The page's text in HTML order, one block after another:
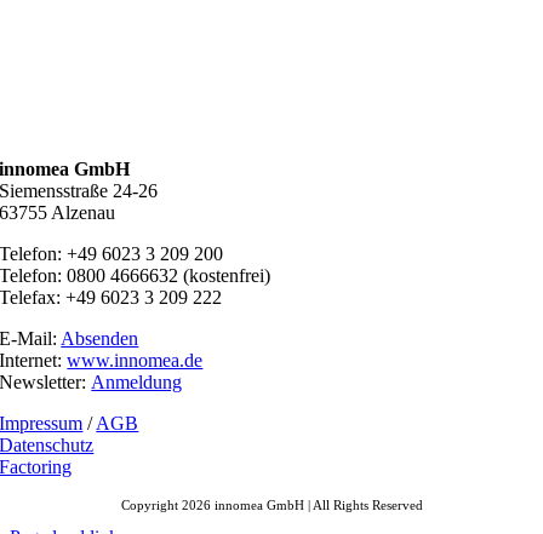
innomea GmbH
Siemensstraße 24-26
63755 Alzenau
Telefon: +49 6023 3 209 200
Telefon: 0800 4666632 (kostenfrei)
Telefax: +49 6023 3 209 222
E-Mail:Absenden
Internet:www.innomea.de
Newsletter:Anmeldung
Impressum /AGB
Datenschutz
Factoring
Copyright 2026 innomea GmbH | All Rights Reserved